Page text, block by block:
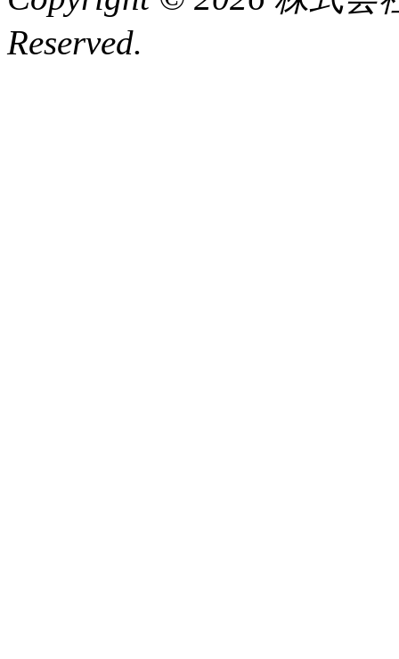
Reserved.